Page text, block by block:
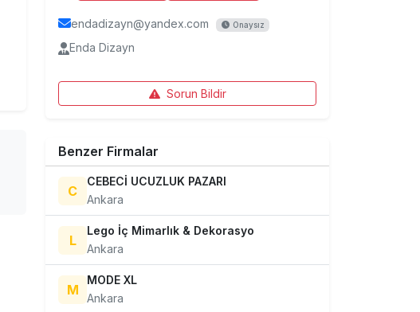
endadizayn@yandex.com Onaysız
Enda Dizayn
Sorun Bildir
Benzer Firmalar
C
CEBECİ UCUZLUK PAZARI
Ankara
L
Lego İç Mimarlık & Dekorasyo
Ankara
M
MODE XL
Ankara